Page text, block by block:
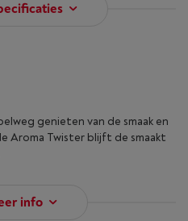
genieten van de smaak en
Aroma Twister blijft de smaakt
info